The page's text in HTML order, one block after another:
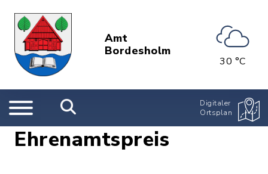
Amt
Bordesholm
30 °C
Digitaler
Ortsplan
Ehrenamtspreis